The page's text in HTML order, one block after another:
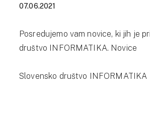
07.06.2021
Posredujemo vam novice, ki jih je
društvo INFORMATIKA. Novice
Slovensko društvo INFORMATIKA